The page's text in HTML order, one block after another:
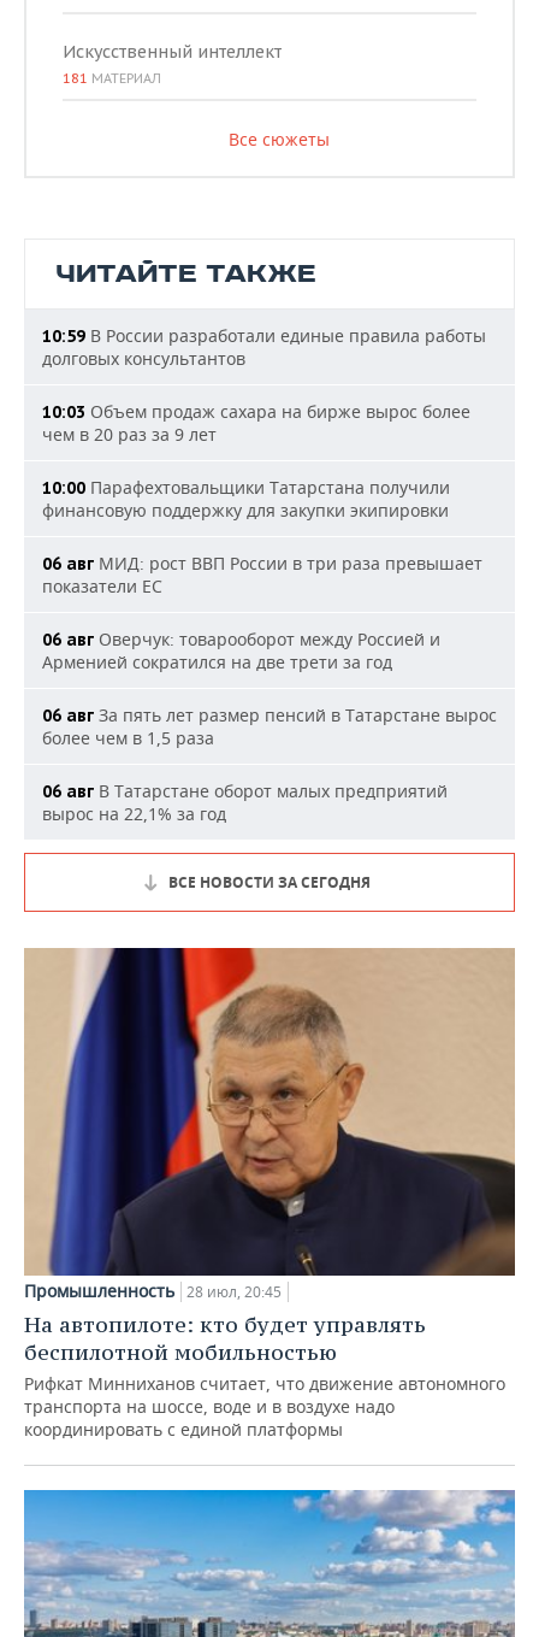
Искусственный интеллект
181 МАТЕРИАЛ
Все сюжеты
ЧИТАЙТЕ ТАКЖЕ
10:59 В России разработали единые правила работы
долговых консультантов
10:03 Объем продаж сахара на бирже вырос более
чем в 20 раз за 9 лет
10:00 Парафехтовальщики Татарстана получили
финансовую поддержку для закупки экипировки
06 авг МИД: рост ВВП России в три раза превышает
показатели ЕС
06 авг Оверчук: товарооборот между Россией и
Арменией сократился на две трети за год
06 авг За пять лет размер пенсий в Татарстане вырос
более чем в 1,5 раза
06 авг В Татарстане оборот малых предприятий
вырос на 22,1% за год
ВСЕ НОВОСТИ ЗА СЕГОДНЯ
Промышленность 28 июл, 20:45
На автопилоте: кто будет управлять
беспилотной мобильностью
Рифкат Минниханов считает, что движение автономного
транспорта на шоссе, воде и в воздухе надо
координировать с единой платформы